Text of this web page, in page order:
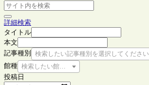
詳細検索
タイトル
本文
記事種別
検索したい記事種別を選択してください
館種 検索したい館種を選択してください
投稿日